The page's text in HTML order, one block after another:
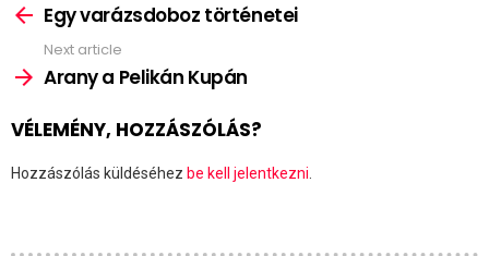
moreEgy varázsdoboz történetei
Next article
Arany a Pelikán Kupán
VÉLEMÉNY, HOZZÁSZÓLÁS?
Hozzászólás küldéséhez be kell jelentkezni